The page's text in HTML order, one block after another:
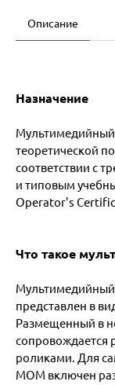
Описание
Назначение
теоретической
соответствии с
и типовым
Operator's
Что такое
представлен в
Размещенный в
сопровождается
роликами. Для
МОМ включен